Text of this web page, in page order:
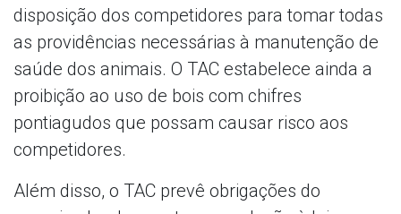
disposição dos competidores para tomar todas
as providências necessárias à manutenção de
saúde dos animais. O TAC estabelece ainda a
proibição ao uso de bois com chifres
pontiagudos que possam causar risco aos
competidores.
Além disso, o TAC prevê obrigações do